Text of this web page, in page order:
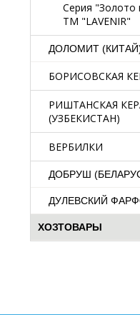
Серия "Золото
TM "LAVENIR"
ДОЛОМИТ
БОРИСОВСКАЯ
РИШТАНСКАЯ
(УЗБЕКИСТАН)
ВЕРБИЛКИ
ДОБРУШ
ДУЛЕВСКИЙ
ХОЗТОВАРЫ